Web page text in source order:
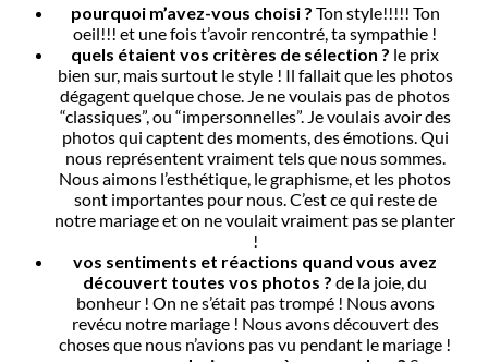
pourquoi m’avez-vous choisi ? Ton style!!!!! Ton
oeil!!! et une fois t’avoir rencontré, ta sympathie !
quels étaient vos critères de sélection ? le prix
bien sur, mais surtout le style ! Il fallait que les photos
dégagent quelque chose. Je ne voulais pas de photos
“classiques”, ou “impersonnelles”. Je voulais avoir des
photos qui captent des moments, des émotions. Qui
nous représentent vraiment tels que nous sommes.
Nous aimons l’esthétique, le graphisme, et les photos
sont importantes pour nous. C’est ce qui reste de
notre mariage et on ne voulait vraiment pas se planter
!
vos sentiments et réactions quand vous avez
découvert toutes vos photos ? de la joie, du
bonheur ! On ne s’était pas trompé ! Nous avons
revécu notre mariage ! Nous avons découvert des
choses que nous n’avions pas vu pendant le mariage !